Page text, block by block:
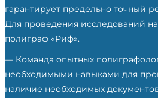
гарантирует предельно точный
Для проведения исследований
полиграф «Риф».
— Команда опытных
необходимыми навыками для
наличие необходимых